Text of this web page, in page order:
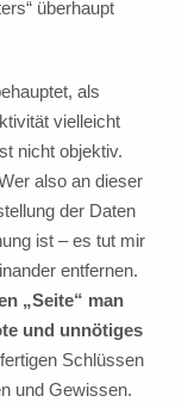
überhaupt
als
vielleicht
nicht objektiv.
also an dieser
der Daten
ist – es tut mir
entfernen.
„Seite“ man
und unnötiges
Schlüssen
und Gewissen.